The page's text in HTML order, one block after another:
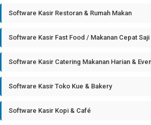
Software Kasir Restoran & Rumah Makan
Software Kasir Fast Food / Makanan Cepat Saji
Software Kasir Catering Makanan Harian &
Software Kasir Toko Kue & Bakery
Software Kasir Kopi & Café